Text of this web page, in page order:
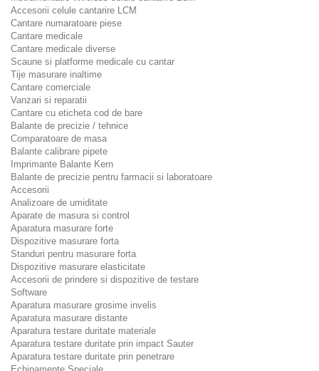
Accesorii celule cantarire LCM
Cantare numaratoare piese
Cantare medicale
Cantare medicale diverse
Scaune si platforme medicale cu cantar
Tije masurare inaltime
Cantare comerciale
Vanzari si reparatii
Cantare cu eticheta cod de bare
Balante de precizie / tehnice
Comparatoare de masa
Balante calibrare pipete
Imprimante Balante Kern
Balante de precizie pentru farmacii si laboratoare
Accesorii
Analizoare de umiditate
Aparate de masura si control
Aparatura masurare forte
Dispozitive masurare forta
Standuri pentru masurare forta
Dispozitive masurare elasticitate
Accesorii de prindere si dispozitive de testare
Software
Aparatura masurare grosime invelis
Aparatura masurare distante
Aparatura testare duritate materiale
Aparatura testare duritate prin impact Sauter
Aparatura testare duritate prin penetrare